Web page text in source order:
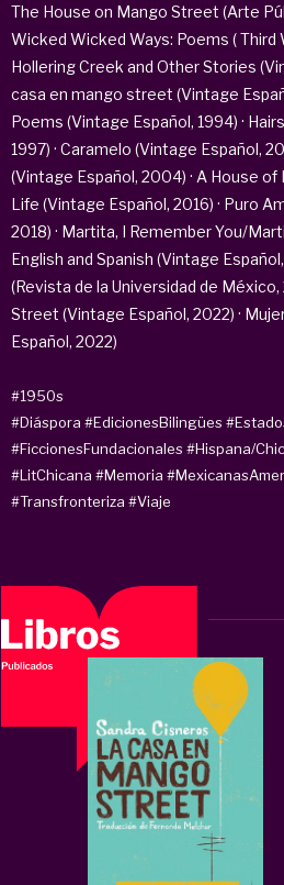
The House on Mango Street (Arte
Wicked Wicked Ways: Poems ( Third
Hollering Creek and Other Stories
casa en mango street (Vintage
Poems (Vintage Español, 1994) ·
1997) · Caramelo (Vintage Español,
(Vintage Español, 2004) · A House
Life (Vintage Español, 2016) · Puro
2018) · Martita, I Remember You/
English and Spanish (Vintage
(Revista de la Universidad de México,
Street (Vintage Español, 2022) ·
Español, 2022)
#1950s
#Diáspora #EdicionesBilingües
#FiccionesFundacionales #Hispana/
#LitChicana #Memoria
#Transfronteriza #Viaje